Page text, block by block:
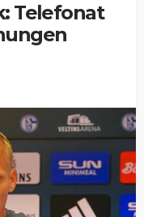
Telefonat